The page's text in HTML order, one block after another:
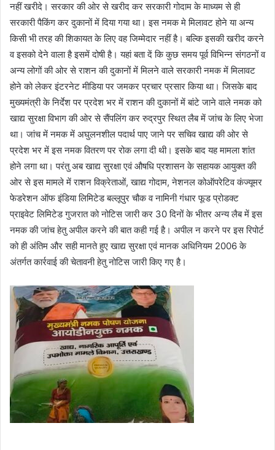
नहीं खरीदे। सरकार की ओर से खरीद कर सरकारी गोदाम के माध्यम से ही
सरकारी पैकिंग कर दुकानों में दिया गया था। इस नमक मे मिलावट होने या अन्य
किसी भी तरह की शिकायत के लिए वह जिम्मेदार नहीं है। बल्कि इसकी खरीद करने
व इसको देने वाला है इसमें दोषी है। यहां बता दें कि कुछ समय पूर्व विभिन्न संगठनों व
अन्य लोगों की ओर से राशन की दुकानों में मिलने वाले सरकारी नमक में मिलावट
होने को लेकर इंटरनेट मीडिया पर जमकर प्रचार प्रसार किया था। जिसके बाद
मुख्यमंत्री के निर्देश पर प्रदेश भर में राशन की दुकानों में बांटे जाने वाले नमक को
खाद्य सुरक्षा विभाग की ओर से सैंपलिंग कर रुद्रपुर स्थित लैब में जांच के लिए भेजा
था। जांच में नमक में अघुलनशील पदार्थ पाए जाने पर सचिव खाद्य की ओर से
प्रदेश भर में इस नमक वितरण पर रोक लगा दी थी। इसके बाद यह मामला शांत
होने लगा था। परंतु अब खाद्य सुरक्षा एवं औषधि प्रशासन के सहायक आयुक्त की
ओर से इस मामले में राशन विक्रेताओं, खाद्य गोदाम, नेशनल कोऑपरेटिव कंज्यूमर
फेडरेशन ऑफ इंडिया लिमिटेड बल्लूपुर चौक व नामिनी गंधार फूड प्रोडक्ट
प्राइवेट लिमिटेड गुजरात को नोटिस जारी कर 30 दिनों के भीतर अन्य लैब में इस
नमक की जांच हेतु अपील करने की बात कही गई है। अपील न करने पर इस रिपोर्ट
को ही अंतिम और सही मानते हुए खाद्य सुरक्षा एवं मानक अधिनियम 2006 के
अंतर्गत कार्रवाई की चेतावनी हेतु नोटिस जारी किए गए है।